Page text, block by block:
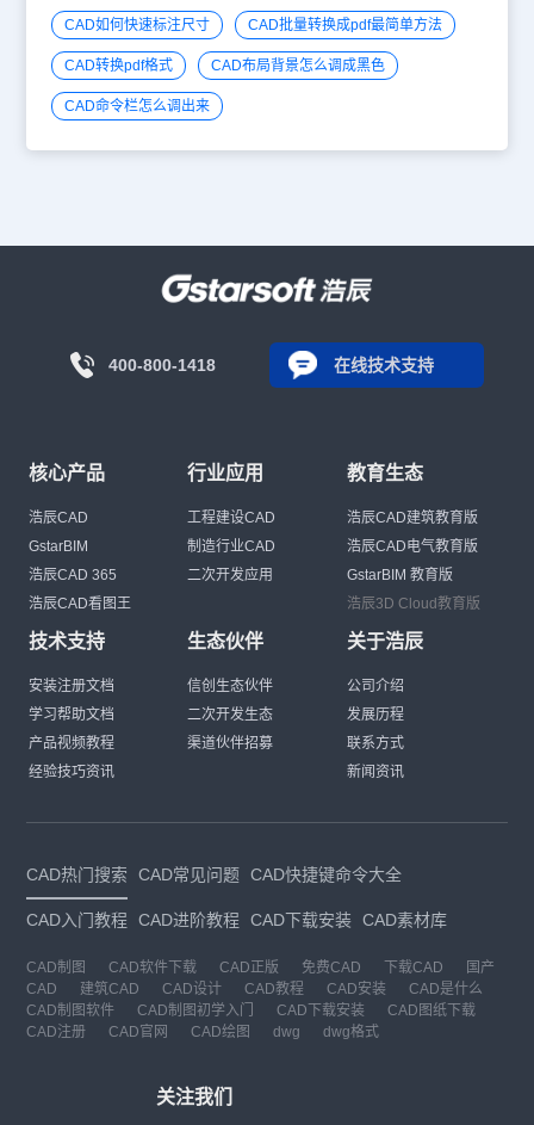
CAD如何快速标注尺寸 CAD批量转换成pdf最简单方法
CAD转换pdf格式 CAD布局背景怎么调成黑色
CAD命令栏怎么调出来
400-800-1418 在线技术支持
核心产品
浩辰CAD
GstarBIM
浩辰CAD 365
浩辰CAD看图王
行业应用
工程建设CAD
制造行业CAD
二次开发应用
教育生态
浩辰CAD建筑教育版
浩辰CAD电气教育版
GstarBIM 教育版
浩辰3D Cloud教育版
技术支持
安装注册文档
学习帮助文档
产品视频教程
经验技巧资讯
生态伙伴
信创生态伙伴
二次开发生态
渠道伙伴招募
关于浩辰
公司介绍
发展历程
联系方式
新闻资讯
CAD热门搜索 CAD常见问题 CAD快捷键命令大全
CAD入门教程 CAD进阶教程 CAD下载安装 CAD素材库
CAD制图 CAD软件下载 CAD正版 免费CAD 下载CAD
国产
CAD
建筑CAD CAD设计 CAD教程 CAD安装
CAD是什么
CAD制图软件
CAD制图初学入门 CAD下载安装
CAD图纸下载
CAD注册
CAD官网 CAD绘图 dwg dwg格式
关注我们